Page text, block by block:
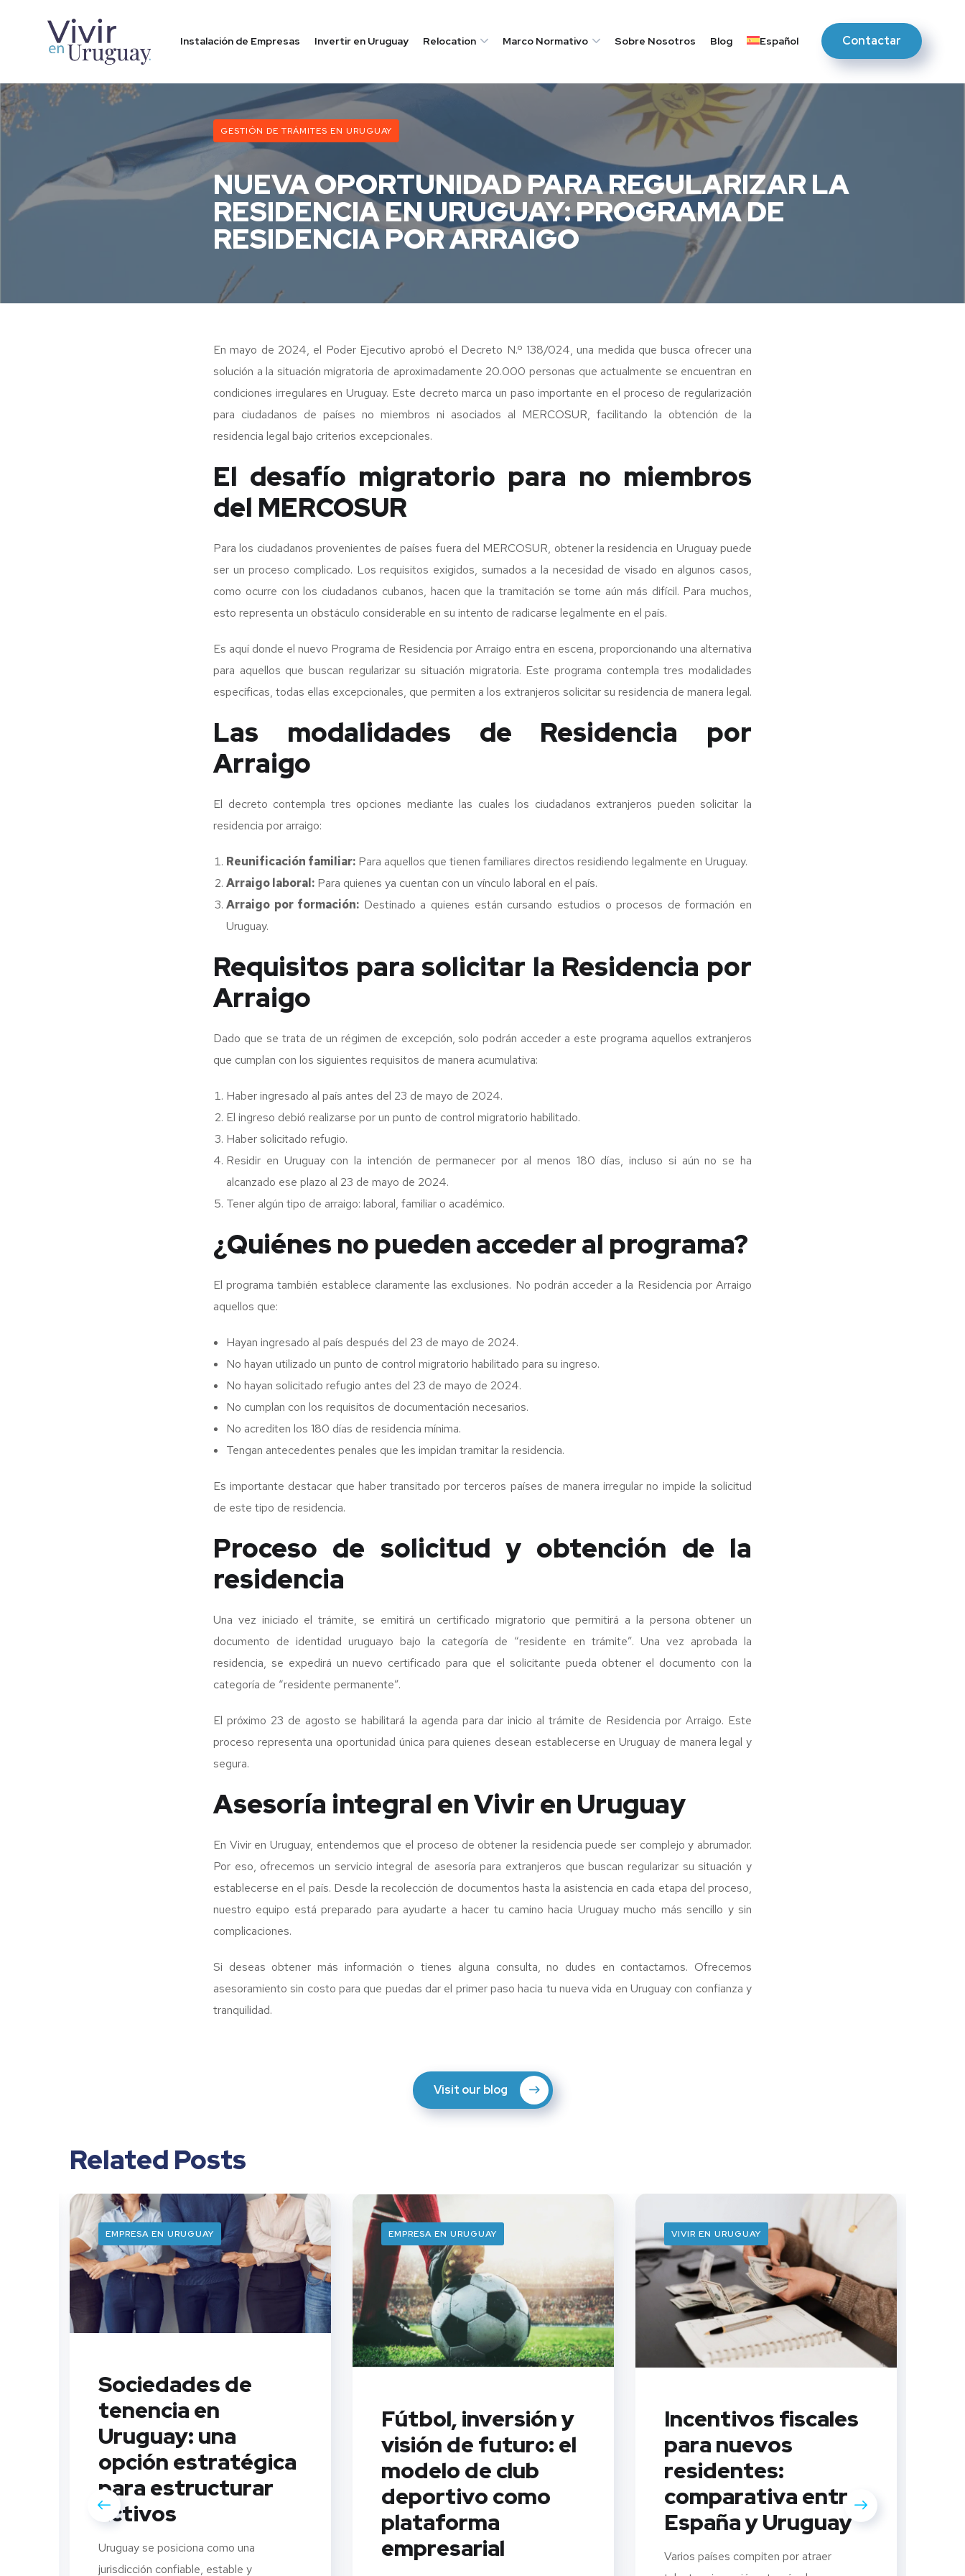
Instalación de Empresas Invertir en Uruguay Relocation Marco Normativo Sobre Nosotros Blog Español Contactar
GESTIÓN DE TRÁMITES EN URUGUAY
NUEVA OPORTUNIDAD PARA REGULARIZAR LA
RESIDENCIA EN URUGUAY: PROGRAMA DE
RESIDENCIA POR ARRAIGO
En mayo de 2024, el Poder Ejecutivo aprobó el Decreto N.º 138/024, una medida que busca ofrecer una
solución a la situación migratoria de aproximadamente 20.000 personas que actualmente se encuentran en
condiciones irregulares en Uruguay. Este decreto marca un paso importante en el proceso de regularización
para ciudadanos de países no miembros ni asociados al MERCOSUR, facilitando la obtención de la
residencia legal bajo criterios excepcionales.
El desafío migratorio para no miembros
del MERCOSUR
Para los ciudadanos provenientes de países fuera del MERCOSUR, obtener la residencia en Uruguay puede
ser un proceso complicado. Los requisitos exigidos, sumados a la necesidad de visado en algunos casos,
como ocurre con los ciudadanos cubanos, hacen que la tramitación se torne aún más difícil. Para muchos,
esto representa un obstáculo considerable en su intento de radicarse legalmente en el país.
Es aquí donde el nuevo Programa de Residencia por Arraigo entra en escena, proporcionando una alternativa
para aquellos que buscan regularizar su situación migratoria. Este programa contempla tres modalidades
específicas, todas ellas excepcionales, que permiten a los extranjeros solicitar su residencia de manera legal.
Las modalidades de Residencia por
Arraigo
El decreto contempla tres opciones mediante las cuales los ciudadanos extranjeros pueden solicitar la
residencia por arraigo:
Reunificación familiar: Para aquellos que tienen familiares directos residiendo legalmente en Uruguay.
Arraigo laboral: Para quienes ya cuentan con un vínculo laboral en el país.
Arraigo por formación: Destinado a quienes están cursando estudios o procesos de formación en
Uruguay.
Requisitos para solicitar la Residencia por
Arraigo
Dado que se trata de un régimen de excepción, solo podrán acceder a este programa aquellos extranjeros
que cumplan con los siguientes requisitos de manera acumulativa:
Haber ingresado al país antes del 23 de mayo de 2024.
El ingreso debió realizarse por un punto de control migratorio habilitado.
Haber solicitado refugio.
Residir en Uruguay con la intención de permanecer por al menos 180 días, incluso si aún no se ha
alcanzado ese plazo al 23 de mayo de 2024.
Tener algún tipo de arraigo: laboral, familiar o académico.
¿Quiénes no pueden acceder al programa?
El programa también establece claramente las exclusiones. No podrán acceder a la Residencia por Arraigo
aquellos que:
Hayan ingresado al país después del 23 de mayo de 2024.
No hayan utilizado un punto de control migratorio habilitado para su ingreso.
No hayan solicitado refugio antes del 23 de mayo de 2024.
No cumplan con los requisitos de documentación necesarios.
No acrediten los 180 días de residencia mínima.
Tengan antecedentes penales que les impidan tramitar la residencia.
Es importante destacar que haber transitado por terceros países de manera irregular no impide la solicitud
de este tipo de residencia.
Proceso de solicitud y obtención de la
residencia
Una vez iniciado el trámite, se emitirá un certificado migratorio que permitirá a la persona obtener un
documento de identidad uruguayo bajo la categoría de “residente en trámite”. Una vez aprobada la
residencia, se expedirá un nuevo certificado para que el solicitante pueda obtener el documento con la
categoría de “residente permanente”.
El próximo 23 de agosto se habilitará la agenda para dar inicio al trámite de Residencia por Arraigo. Este
proceso representa una oportunidad única para quienes desean establecerse en Uruguay de manera legal y
segura.
Asesoría integral en Vivir en Uruguay
En Vivir en Uruguay, entendemos que el proceso de obtener la residencia puede ser complejo y abrumador.
Por eso, ofrecemos un servicio integral de asesoría para extranjeros que buscan regularizar su situación y
establecerse en el país. Desde la recolección de documentos hasta la asistencia en cada etapa del proceso,
nuestro equipo está preparado para ayudarte a hacer tu camino hacia Uruguay mucho más sencillo y sin
complicaciones.
Si deseas obtener más información o tienes alguna consulta, no dudes en contactarnos. Ofrecemos
asesoramiento sin costo para que puedas dar el primer paso hacia tu nueva vida en Uruguay con confianza y
tranquilidad.
Visit our blog
Related Posts
EMPRESA EN URUGUAY
Sociedades de
tenencia en
Uruguay: una
opción estratégica
para estructurar
activos
Uruguay se posiciona como una
jurisdicción confiable, estable y
EMPRESA EN URUGUAY
Fútbol, inversión y
visión de futuro: el
modelo de club
deportivo como
plataforma
empresarial
VIVIR EN URUGUAY
Incentivos fiscales
para nuevos
residentes:
comparativa entre
España y Uruguay
Varios países compiten por atraer